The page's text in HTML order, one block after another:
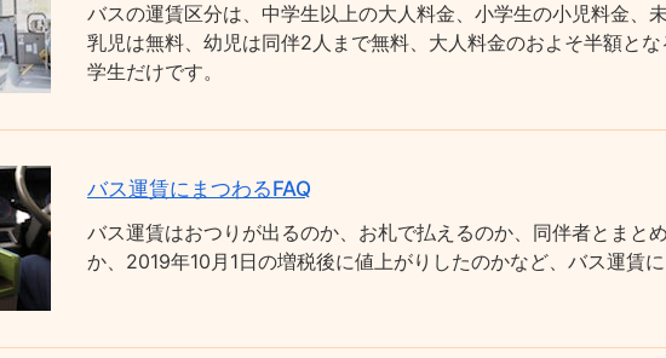
バスの運賃区分は、中学生以上の大人料金、小学生の小児料金、
乳児は無料、幼児は同伴2人まで無料、大人料金のおよそ半額と
学生だけです。
バス運賃にまつわるFAQ
バス運賃はおつりが出るのか、お札で払えるのか、同伴者とまと
か、2019年10月1日の増税後に値上がりしたのかなど、バス運賃